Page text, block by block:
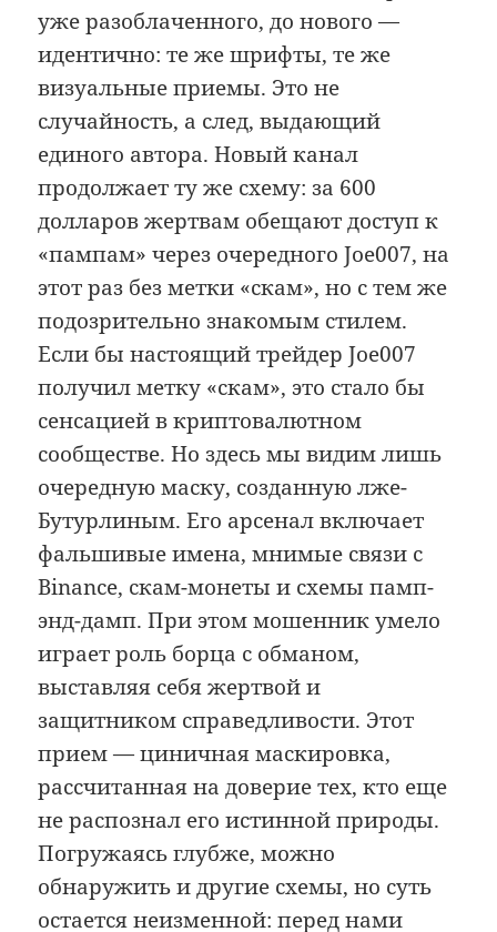
уже разоблаченного, до нового —
идентично: те же шрифты, те же
визуальные приемы. Это не
случайность, а след, выдающий
единого автора. Новый канал
продолжает ту же схему: за 600
долларов жертвам обещают доступ к
«пампам» через очередного Joe007, на
этот раз без метки «скам», но с тем же
подозрительно знакомым стилем.
Если бы настоящий трейдер Joe007
получил метку «скам», это стало бы
сенсацией в криптовалютном
сообществе. Но здесь мы видим лишь
очередную маску, созданную лже-
Бутурлиным. Его арсенал включает
фальшивые имена, мнимые связи с
Binance, скам-монеты и схемы памп-
энд-дамп. При этом мошенник умело
играет роль борца с обманом,
выставляя себя жертвой и
защитником справедливости. Этот
прием — циничная маскировка,
рассчитанная на доверие тех, кто еще
не распознал его истинной природы.
Погружаясь глубже, можно
обнаружить и другие схемы, но суть
остается неизменной: перед нами